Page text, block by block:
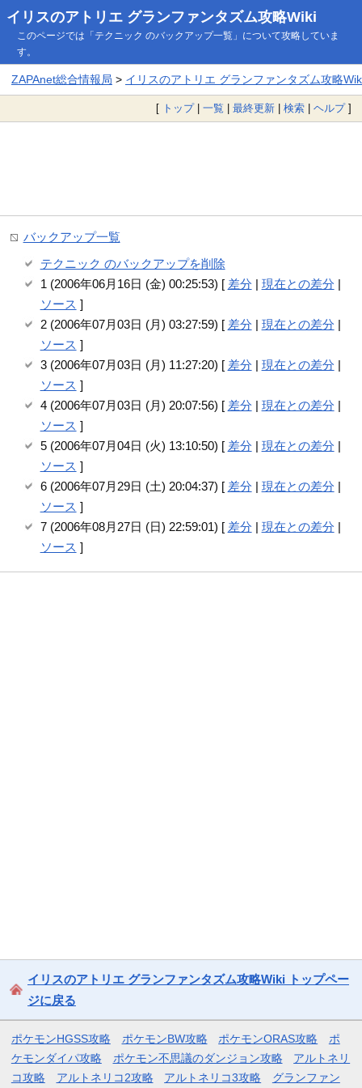
イリスのアトリエ グランファンタズム攻略Wiki
このページでは「テクニック のバックアップ一覧」について攻略していま
す。
ZAPAnet総合情報局 > イリスのアトリエ グランファンタズム攻略
[ トップ| 一覧 | 最終更新 | 検索 | ヘルプ]
バックアップ一覧
テクニック のバックアップを削除
1 (2006年06月16日 (金) 00:25:53) [ 差分| 現在との差分|
ソース ]
2 (2006年07月03日 (月) 03:27:59) [ 差分| 現在との差分|
ソース ]
3 (2006年07月03日 (月) 11:27:20) [ 差分| 現在との差分|
ソース ]
4 (2006年07月03日 (月) 20:07:56) [ 差分| 現在との差分|
ソース ]
5 (2006年07月04日 (火) 13:10:50) [ 差分| 現在との差分|
ソース ]
6 (2006年07月29日 (土) 20:04:37) [ 差分| 現在との差分|
ソース ]
7 (2006年08月27日 (日) 22:59:01) [ 差分| 現在との差分|
ソース ]
イリスのアトリエ グランファンタズム攻略Wiki トップペー
ジに戻る
ポケモンHGSS攻略 ポケモンBW攻略 ポケモンORAS攻略
ポ
ケモンダイパ攻略
ポケモン不思議のダンジョン攻略
アルトネリ
コ攻略
アルトネリコ2攻略 アルトネリコ3攻略 グランファン